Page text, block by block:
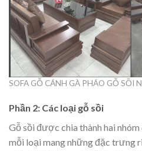
SOFA GỖ CÁNH GÀ PHÁO GỖ SỒI
Phần 2: Các loại gỗ sồi
Gỗ sồi được chia thành hai
mỗi loại mang những đặc trưng